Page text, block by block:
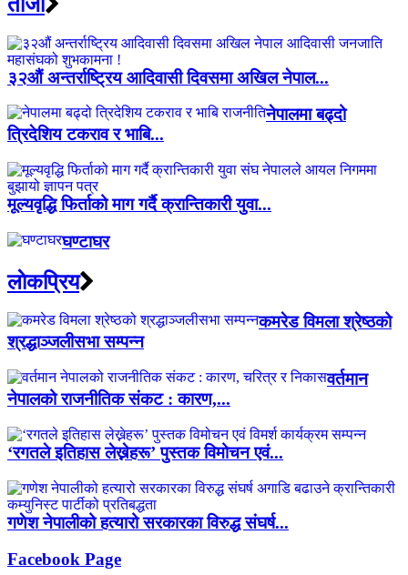
३२औं अन्तर्राष्ट्रिय आदिवासी दिवसमा अखिल नेपाल...
नेपालमा बढ्दो
त्रिदेशिय टकराव र भाबि...
मूल्यवृद्धि फिर्ताको माग गर्दै क्रान्तिकारी युवा...
घण्टाघर
लाेकप्रिय
कमरेड विमला श्रेष्ठको
श्रद्धाञ्जलीसभा सम्पन्न
वर्तमान
नेपालको राजनीतिक संकट : कारण,...
‘रगतले इतिहास लेख्नेहरू’ पुस्तक विमोचन एवं...
गणेश नेपालीको हत्यारो सरकारका विरुद्ध संघर्ष...
Facebook Page